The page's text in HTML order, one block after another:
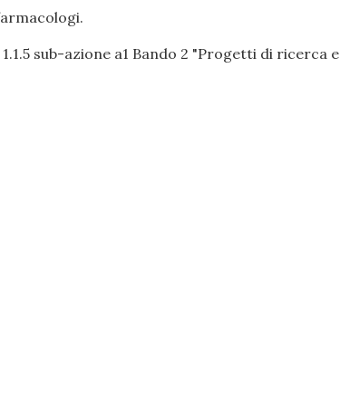
sub-azione a1 Bando 2 "Progetti di ricerca e